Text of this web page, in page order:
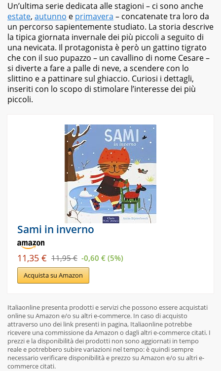
Un’ultima serie dedicata alle stagioni – ci sono anche
estate, autunno e primavera – concatenate tra loro da
un percorso sapientemente studiato. La storia descrive
la tipica giornata invernale dei più piccoli a seguito di
una nevicata. Il protagonista è però un gattino tigrato
che con il suo pupazzo – un cavallino di nome Cesare –
si diverte a fare a palle di neve, a scendere con lo
slittino e a pattinare sul ghiaccio. Curiosi i dettagli,
inseriti con lo scopo di stimolare l’interesse dei più
piccoli.
Sami in inverno
11,35 € 11,95 € -0,60 € (5%)
Acquista su Amazon
Italiaonline presenta prodotti e servizi che possono essere acquistati
online su Amazon e/o su altri e-commerce. In caso di acquisto
attraverso uno dei link presenti in pagina, Italiaonline potrebbe
ricevere una commissione da Amazon o dagli altri e-commerce citati. I
prezzi e la disponibilità dei prodotti non sono aggiornati in tempo
reale e potrebbero subire variazioni nel tempo: è quindi sempre
necessario verificare disponibilità e prezzo su Amazon e/o su altri e-
commerce citati.